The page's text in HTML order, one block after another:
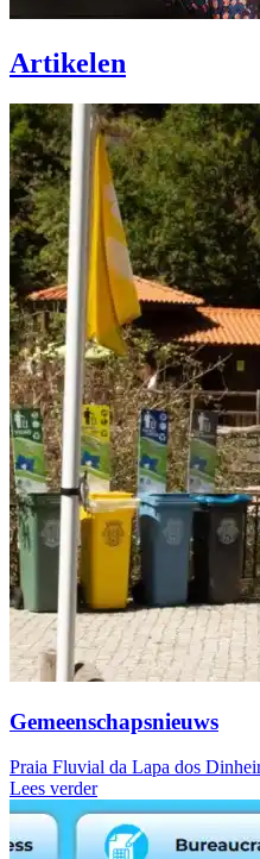
Artikelen
Gemeenschapsnieuws
Praia Fluvial da Lapa dos
Lees verder